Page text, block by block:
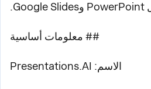
## معلومات أساسية
الاسم: Presentations.AI